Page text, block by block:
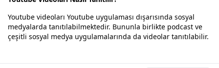
Youtube videoları Youtube uygulaması dışarısında sosyal
medyalarda tanıtılabilmektedir. Bununla birlikte podcast ve
çeşitli sosyal medya uygulamalarında da videolar tanıtılabilir.